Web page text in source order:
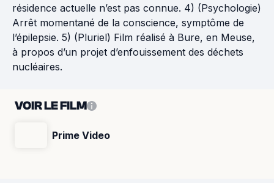
résidence actuelle n’est pas connue. 4) (Psychologie)
Arrêt momentané de la conscience, symptôme de
l’épilepsie. 5) (Pluriel) Film réalisé à Bure, en Meuse,
à propos d’un projet d’enfouissement des déchets
nucléaires.
VOIR LE FILM
Prime Video